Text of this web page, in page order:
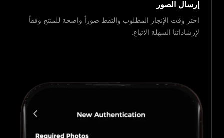
إرسال الصور
اختر وقت الإنجاز المطلوب والتقط صوراً واضحة للمنتج وفقاً
لإرشاداتنا السهلة الاتباع.